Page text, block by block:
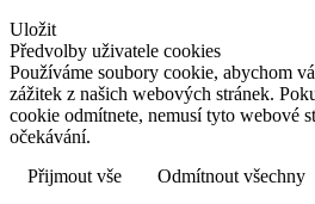
Uložit
Předvolby uživatele cookies
Používáme soubory cookie, abychom
zážitek z našich webových stránek.
cookie odmítnete, nemusí tyto webové
očekávání.
Přijmout vše
Odmítnout všechny